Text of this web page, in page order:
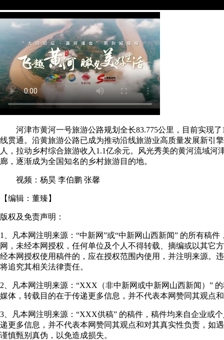
河津市黄河一号旅游公路规划全长83.775公里，目前实现了
线贯通。沿黄旅游公路已成为推动沿线旅游业高质量发展新引
人，拉动乡村综合旅游收入1.1亿余元。风光秀美的黄河流域河
廊，逐渐成为全国知名的乡村旅游目的地。
视频：杨昊 李伯鹏 张馨
【编辑： 董臻 】
版权及免责声明：
1、凡本网注明来源：“中新网”或“中新网山西新闻” 的所有稿
网，未经本网授权，任何单位及个人不得转载、摘编或以其它
经本网授权使用稿件的，应在授权范围内使用，并注明来源。
将追究其相关法律责任。
2、凡本网注明来源：“XXX（非中新网或中新网山西新闻）”
媒体，转载目的在于传递更多信息，并不代表本网赞同其观点
3、凡本网注明来源：“XXX供稿” 的稿件，稿件均来自企业或
递更多信息，并不代表本网赞同其观点和对其真实性负责，如
谨慎甄别真伪，以免造成损失。